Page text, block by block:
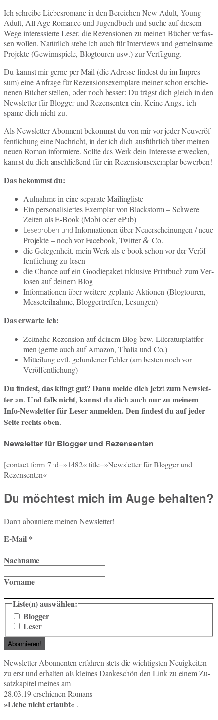
Ich schrei­be Lie­bes­ro­ma­ne in den Be­rei­chen New Adult, Young
Adult, All Age Ro­mance und Ju­gend­buch und suche auf diesem
Wege in­ter­es­sier­te Leser, die Re­zen­sio­nen zu meinen Bücher ver­fas­
sen wollen. Na­tür­lich stehe ich auch für In­ter­views und ge­mein­sa­me
Pro­jek­te (Ge­winn­spie­le, Blog­tou­ren usw.) zur Verfügung.
Du kannst mir gerne per Mail (die Adres­se fin­dest du im Im­pres­
sum) eine An­fra­ge für Re­zen­si­ons­exem­pla­re meiner schon er­schie­
ne­nen Bücher stel­len, oder noch besser: Du trägst dich gleich in den
News­let­ter für Blog­ger und Re­zen­sen­ten ein. Keine Angst, ich
spame dich nicht zu.
Als News­let­ter-Abon­nent be­kommst du von mir vor jeder Neu­ver­öf­
fent­li­chung eine Nach­richt, in der ich dich aus­führ­lich über meinen
neuen Roman in­for­mie­re. Sollte das Werk dein In­ter­es­se er­we­cken,
kannst du dich an­schlie­ßend für ein Re­zen­si­ons­exem­plar bewerben!
Das be­kommst du:
Auf­nah­me in eine se­pa­ra­te Mailingliste
Ein per­so­na­li­sier­tes Ex­em­plar von Black­storm – Schwe­re
Zeiten als E‑Book (Mobi oder ePub)
Le­se­pro­ben und In­for­ma­tio­nen über Neu­erschei­nun­gen / neue
Pro­jek­te – noch vor Face­book, Twit­ter& Co.
die Ge­le­gen­heit, mein Werk als e‑book schon vor der Ver­öf­
fent­li­chung zu lesen
die Chance auf ein Goo­diepa­ket in­klu­si­ve Print­buch zum Ver­
lo­sen auf deinem Blog
In­for­ma­tio­nen über wei­te­re ge­plan­te Ak­tio­nen (Blog­tou­ren,
Mes­se­teil­nah­me, Blog­ger­tref­fen, Lesungen)
Das er­war­te ich:
Zeit­na­he Re­zen­si­on auf deinem Blog bzw. Li­te­ra­tur­platt­for­
men (gerne auch auf Amazon, Thalia und Co.)
Mit­tei­lung evtl. ge­fun­de­ner Fehler (am besten noch vor
Veröffentlichung)
Du fin­dest, das klingt gut? Dann melde dich jetzt zum News­let­
ter an. Und falls nicht, kannst du dich auch nur zu meinem
Info-News­let­ter für Leser an­mel­den. Den fin­dest du auf jeder
Seite rechts oben.
Newsletter für Blogger und Rezensenten
[cont­act-form‑7 id=»1482« title=»Newsletter für Blog­ger und
Rezensenten«
Du möchtest mich im Auge behalten?
Dann abon­nie­re meinen Newsletter!
E-Mail *
Nachname
Vorname
Liste(n) auswählen:
Blogger
Leser
News­let­ter-Abon­nen­ten er­fah­ren stets die wich­tigs­ten Neu­ig­kei­ten
zu erst und er­hal­ten als klei­nes Dan­ke­schön den Link zu einem Zu­
satz­ka­pi­tel meines am
28.03.19 er­schie­nen Romans
»Liebe nicht er­laubt« .